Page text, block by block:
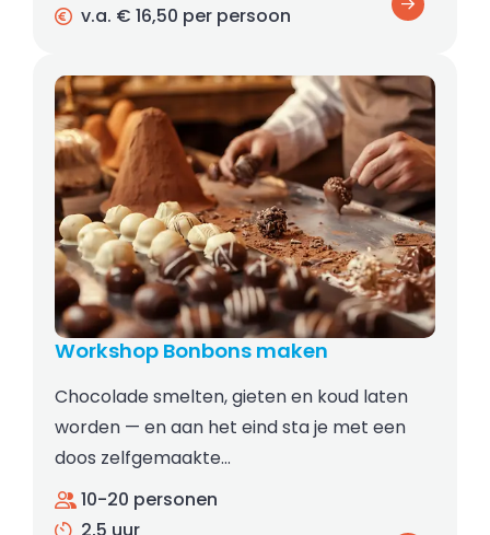
v.a. € 16,50 per persoon
Workshop Bonbons maken
Chocolade smelten, gieten en koud laten
worden — en aan het eind sta je met een
doos zelfgemaakte…
10-20 personen